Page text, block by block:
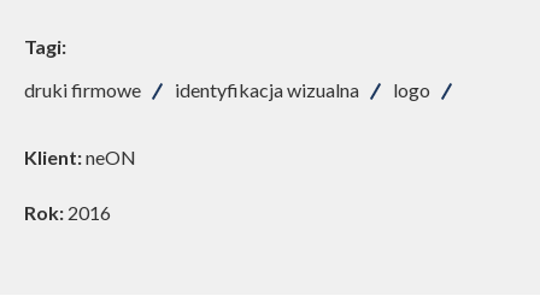
Tagi:
druki firmowe
identyfikacja wizualna logo
Klient:neON
Rok: 2016